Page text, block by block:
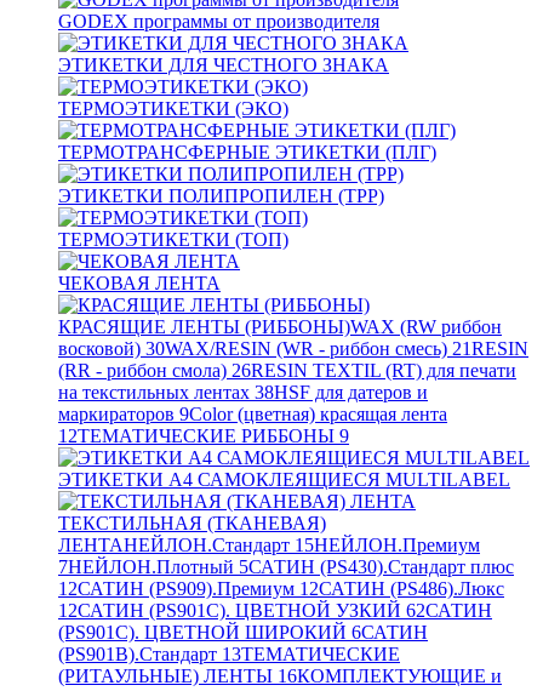
GODEX программы от производителя
ЭТИКЕТКИ ДЛЯ ЧЕСТНОГО ЗНАКА
ТЕРМОЭТИКЕТКИ (ЭКО)
ТЕРМОТРАНСФЕРНЫЕ ЭТИКЕТКИ (ПЛГ)
ЭТИКЕТКИ ПОЛИПРОПИЛЕН (TPP)
ТЕРМОЭТИКЕТКИ (ТОП)
ЧЕКОВАЯ ЛЕНТА
КРАСЯЩИЕ ЛЕНТЫ (РИББОНЫ)WAX (RW риббон
восковой) 30WAX/RESIN (WR - риббон смесь) 21RESIN
(RR - риббон смола) 26RESIN TEXTIL (RT) для печати
на текстильных лентах 38HSF для датеров и
маркираторов 9Color (цветная) красящая лента
12ТЕМАТИЧЕСКИЕ РИББОНЫ 9
ЭТИКЕТКИ А4 САМОКЛЕЯЩИЕСЯ MULTILABEL
ТЕКСТИЛЬНАЯ (ТКАНЕВАЯ)
ЛЕНТАНЕЙЛОН.Стандарт 15НЕЙЛОН.Премиум
7НЕЙЛОН.Плотный 5САТИН (PS430).Стандарт плюс
12САТИН (PS909).Премиум 12САТИН (PS486).Люкс
12САТИН (PS901C). ЦВЕТНОЙ УЗКИЙ 62САТИН
(PS901C). ЦВЕТНОЙ ШИРОКИЙ 6САТИН
(PS901B).Стандарт 13ТЕМАТИЧЕСКИЕ
(РИТАУЛЬНЫЕ) ЛЕНТЫ 16КОМПЛЕКТУЮЩИЕ и